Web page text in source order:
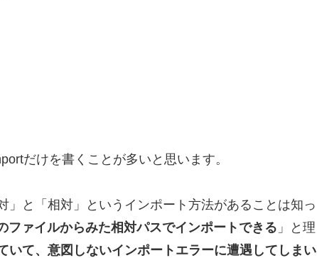
だけを書くことが多いと思います。
」と「相対」というインポート方法があることは知っ
ファイルからみた相対パスでインポートできる 」と理
いて、意図しないインポートエラーに遭遇してしまい